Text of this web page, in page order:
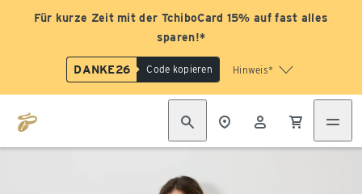
Für kurze Zeit mit der TchiboCard 15% auf fast alles
sparen!*
DANKE26 Code kopieren Hinweis*